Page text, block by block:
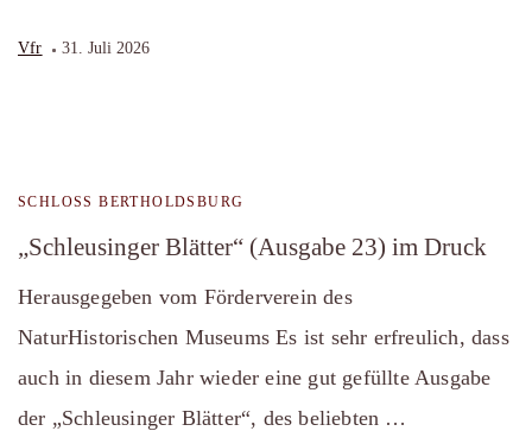
Vfr 31. Juli 2026
SCHLOSS BERTHOLDSBURG
„Schleusinger Blätter“ (Ausgabe 23) im Druck
Herausgegeben vom Förderverein des
NaturHistorischen Museums Es ist sehr erfreulich, dass
auch in diesem Jahr wieder eine gut gefüllte Ausgabe
der „Schleusinger Blätter“, des beliebten …